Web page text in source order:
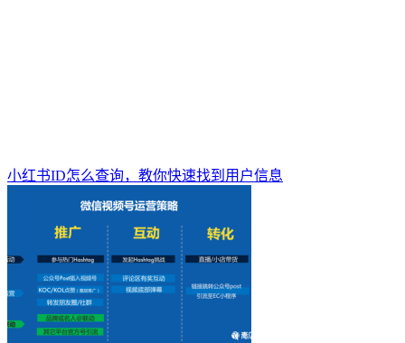
小红书ID怎么查询，教你快速找到用户信息